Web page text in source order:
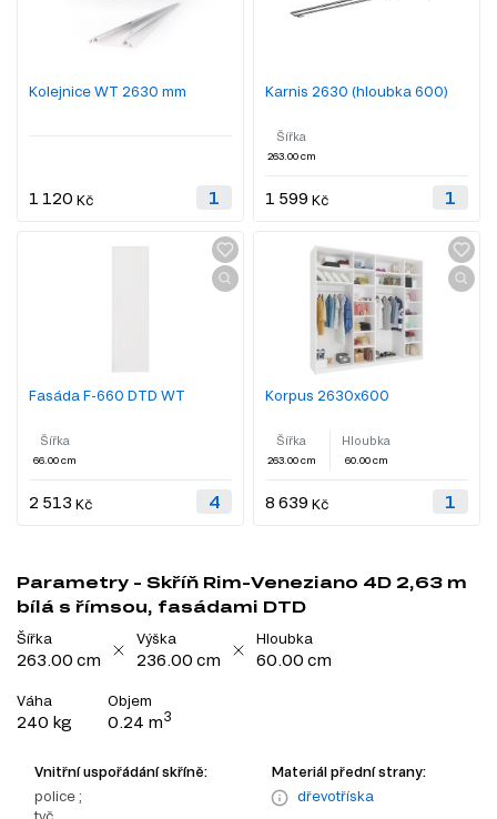
Kolejnice WT 2630 mm
1 120 Kč
Karnis 2630 (hloubka 600)
Šířka
263.00 cm
1 599 Kč
Fasáda F-660 DTD WT
Šířka
66.00 cm
2 513 Kč
Korpus 2630x600
Šířka
263.00 cm
Hloubka
60.00 cm
8 639 Kč
Parametry - Skříň Rim-Veneziano 4D 2,63 m
bílá s římsou, fasádami DTD
Šířka
263.00 cm
Výška
236.00 cm
Hloubka
60.00 cm
Váha
240 kg
Objem
0.24 m3
Vnitřní uspořádání skříně:
police ;
tyč
Materiál přední strany:
dřevotříska